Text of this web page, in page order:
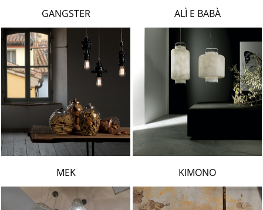
PORSCHE
CATELLANI & SMITH
VIABIZZUNO
ALÌ E BABÀ
GANGSTER
KIMONO
MEK